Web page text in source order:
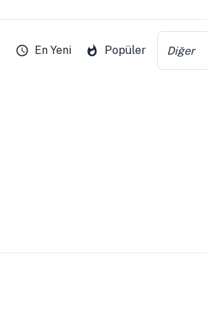
En Yeni Popüler Diğer